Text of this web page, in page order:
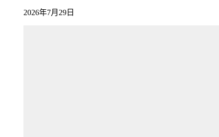
2026年7月29日